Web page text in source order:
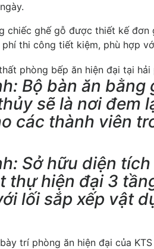
chiếc ghế gỗ được thiết kế
thi công tiết kiệm, phù hợp
Bộ bàn ăn bằng
sẽ là nơi đem
các thành viên
Sở hữu diện
thự hiện đại 3
lối sắp xếp vật
trí phòng ăn hiện đại của